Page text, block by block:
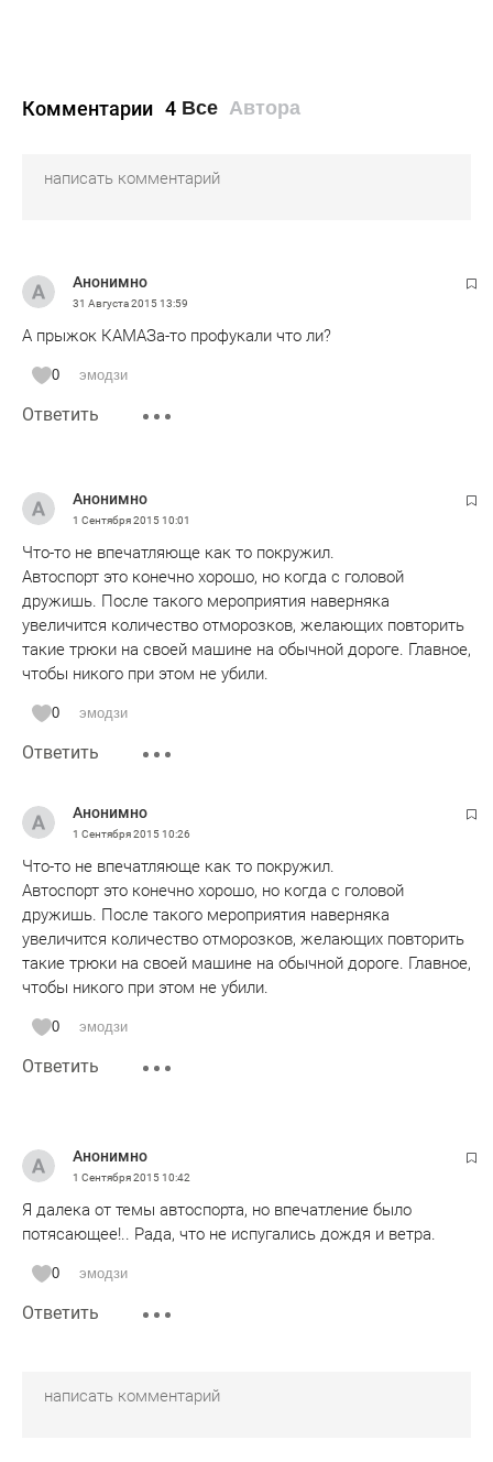
Комментарии 4 Все Автора
Анонимно
31 Августа 201513:59
А прыжок КАМАЗа-то профукали что ли?
0 эмодзи
Ответить
Анонимно
1 Сентября 201510:01
Что-то не впечатляюще как то покружил.
Автоспорт это конечно хорошо, но когда с головой
дружишь. После такого мероприятия наверняка
увеличится количество отморозков, желающих повторить
такие трюки на своей машине на обычной дороге. Главное,
чтобы никого при этом не убили.
0 эмодзи
Ответить
Анонимно
1 Сентября 201510:26
Что-то не впечатляюще как то покружил.
Автоспорт это конечно хорошо, но когда с головой
дружишь. После такого мероприятия наверняка
увеличится количество отморозков, желающих повторить
такие трюки на своей машине на обычной дороге. Главное,
чтобы никого при этом не убили.
0 эмодзи
Ответить
Анонимно
1 Сентября 201510:42
Я далека от темы автоспорта, но впечатление было
потясающее!.. Рада, что не испугались дождя и ветра.
0 эмодзи
Ответить